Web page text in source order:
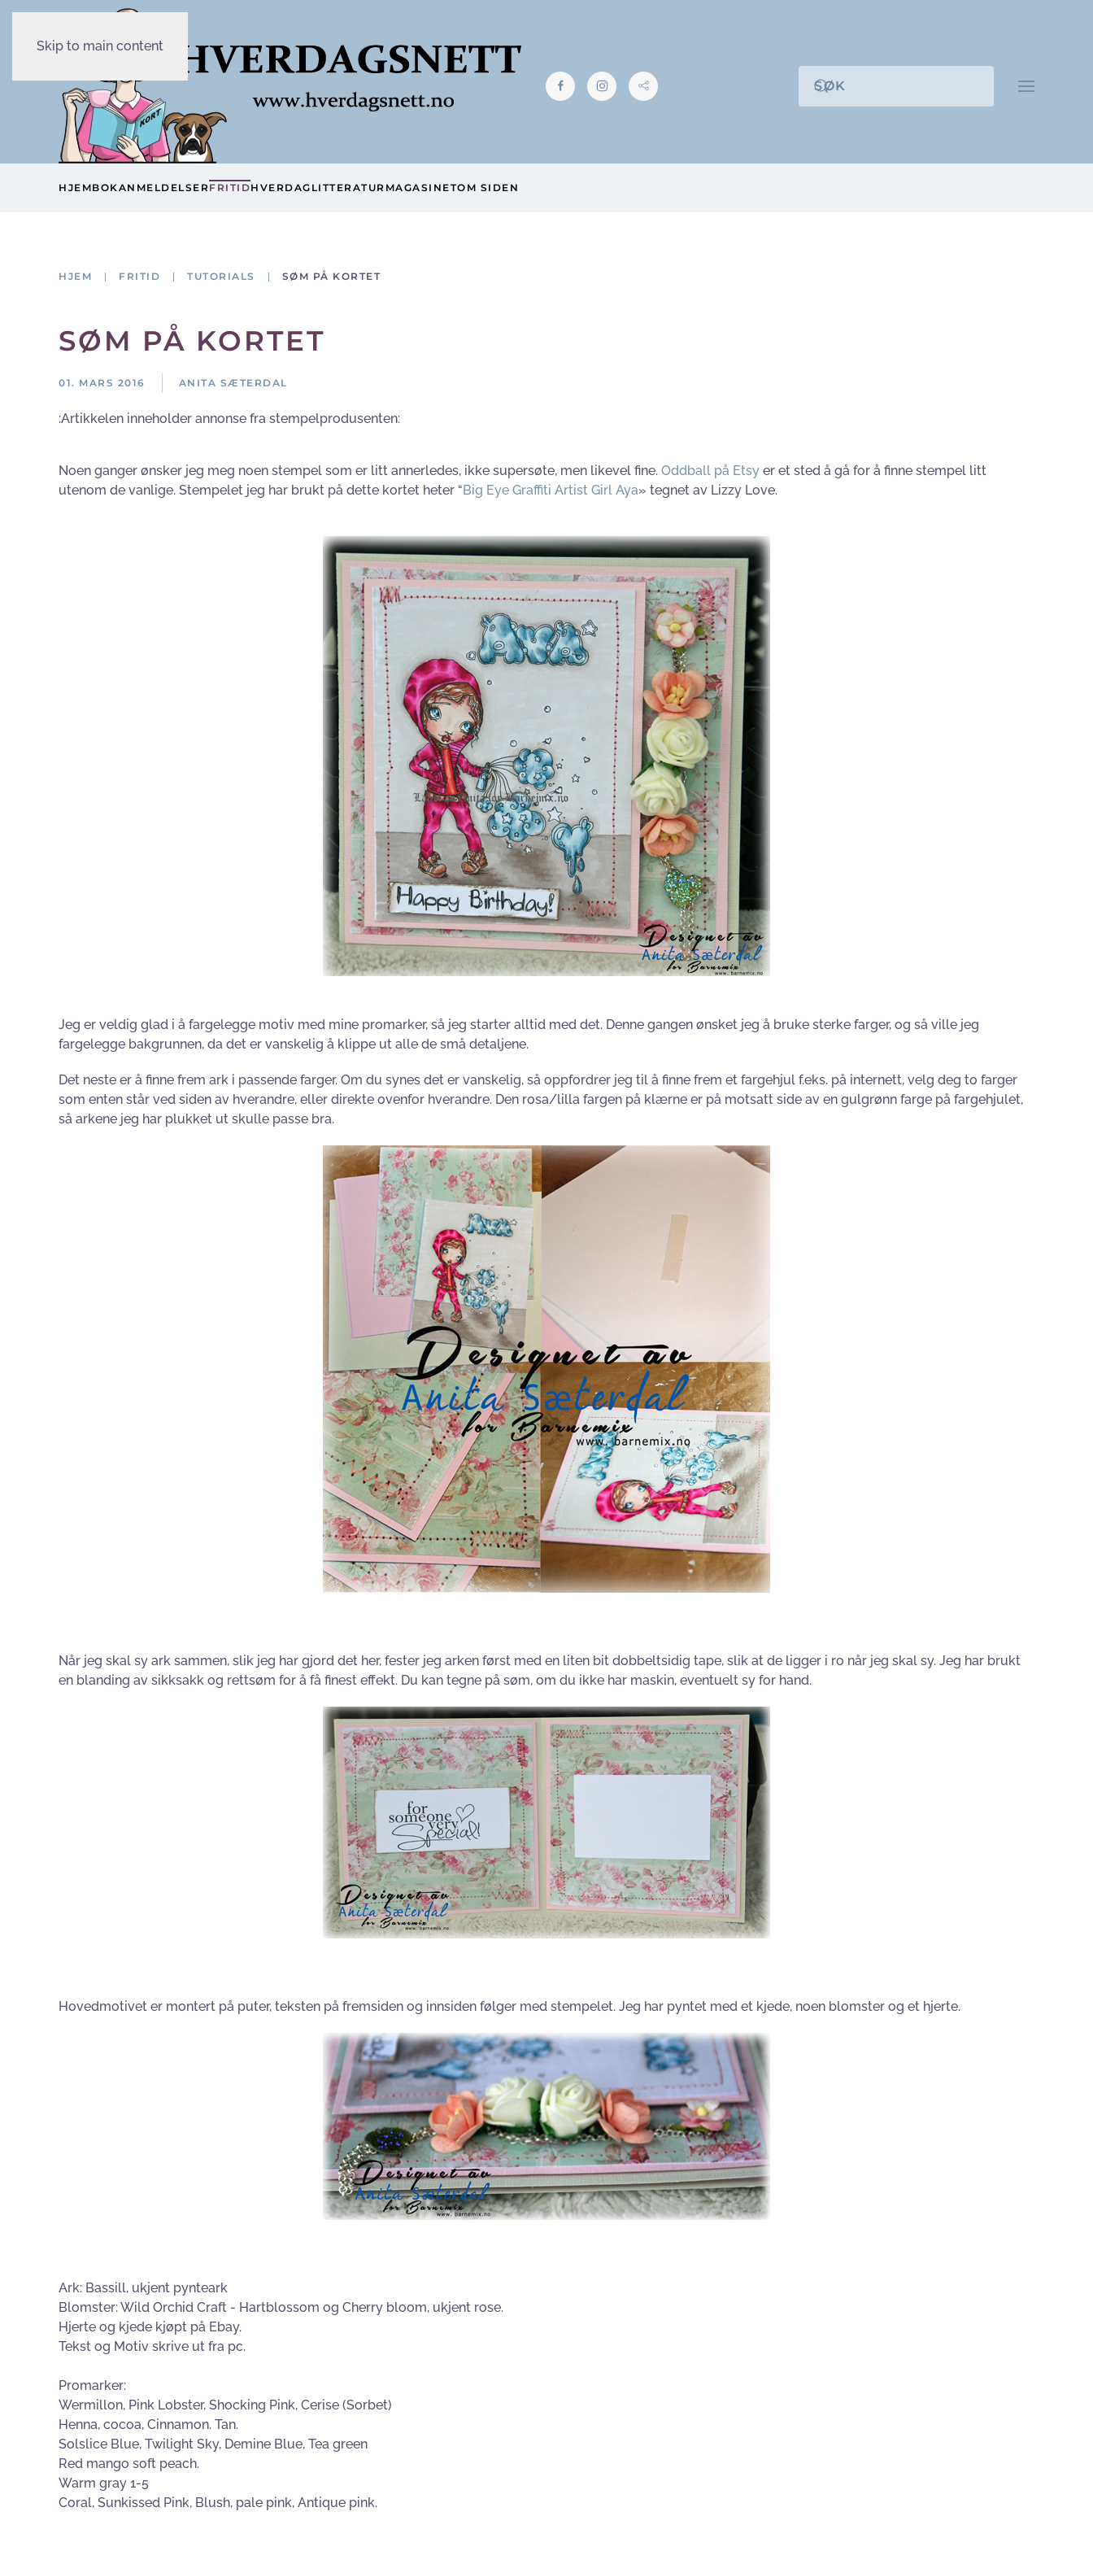
Skip to main content
HJEMBOKANMELDELSERFRITIDHVERDAG LITTERATUR MAGASINETOM SIDEN
HJEM FRITID TUTORIALS SØM PÅ KORTET
SØM PÅ KORTET
01. MARS 2016 ANITA SÆTERDAL
:Artikkelen inneholder annonse fra stempelprodusenten:
Noen ganger ønsker jeg meg noen stempel som er litt annerledes, ikke supersøte, men likevel fine. Oddball på Etsy er et sted å gå for å finne stempel litt
utenom de vanlige. Stempelet jeg har brukt på dette kortet heter “Big Eye Graffiti Artist Girl Aya» tegnet av Lizzy Love.
Jeg er veldig glad i å fargelegge motiv med mine promarker, så jeg starter alltid med det. Denne gangen ønsket jeg å bruke sterke farger, og så ville jeg
fargelegge bakgrunnen, da det er vanskelig å klippe ut alle de små detaljene.
Det neste er å finne frem ark i passende farger. Om du synes det er vanskelig, så oppfordrer jeg til å finne frem et fargehjul f.eks. på internett, velg deg to farger
som enten står ved siden av hverandre, eller direkte ovenfor hverandre. Den rosa/lilla fargen på klærne er på motsatt side av en gulgrønn farge på fargehjulet,
så arkene jeg har plukket ut skulle passe bra.
Når jeg skal sy ark sammen, slik jeg har gjord det her, fester jeg arken først med en liten bit dobbeltsidig tape, slik at de ligger i ro når jeg skal sy. Jeg har brukt
en blanding av sikksakk og rettsøm for å få finest effekt. Du kan tegne på søm, om du ikke har maskin, eventuelt sy for hand.
Hovedmotivet er montert på puter, teksten på fremsiden og innsiden følger med stempelet. Jeg har pyntet med et kjede, noen blomster og et hjerte.
Ark: Bassill, ukjent pynteark
Blomster: Wild Orchid Craft - Hartblossom og Cherry bloom, ukjent rose.
Hjerte og kjede kjøpt på Ebay.
Tekst og Motiv skrive ut fra pc.
Promarker:
Wermillon, Pink Lobster, Shocking Pink, Cerise (Sorbet)
Henna, cocoa, Cinnamon. Tan.
Solslice Blue, Twilight Sky, Demine Blue, Tea green
Red mango soft peach.
Warm gray 1-5
Coral, Sunkissed Pink, Blush, pale pink, Antique pink.